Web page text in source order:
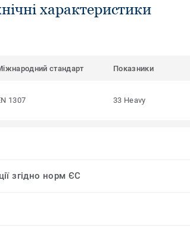
характеристики
стандарт Показники
1307 33 Heavy
згідно норм ЄС